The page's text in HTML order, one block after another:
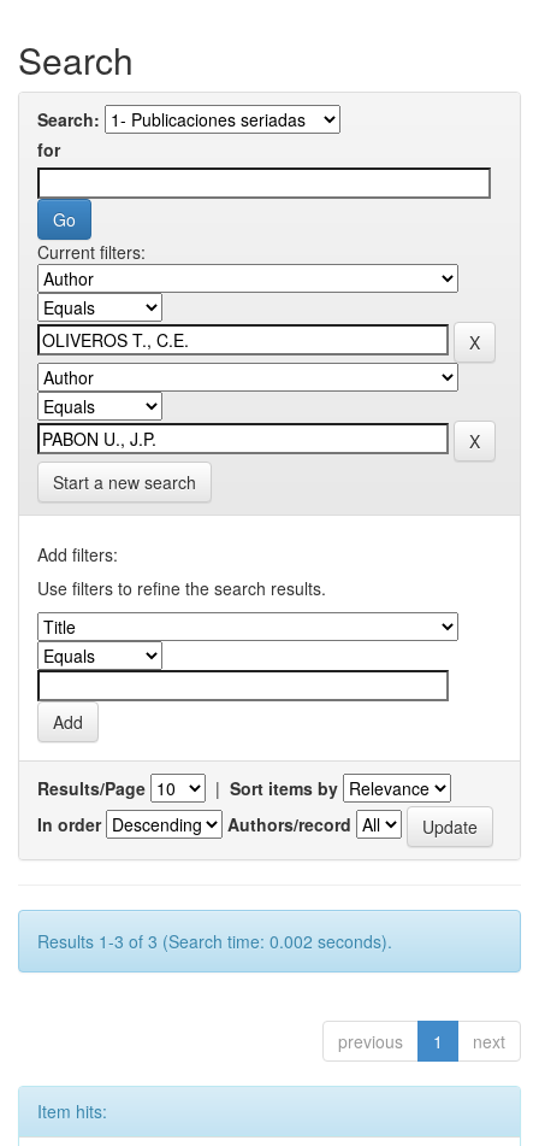
Search
Search:
for
Current filters:
Start a new search
Add filters:
Use filters to refine the search results.
Results/Page | Sort items by
In order
Authors/record
Results 1-3 of 3 (Search time: 0.002 seconds).
previous 1 next
Item hits: